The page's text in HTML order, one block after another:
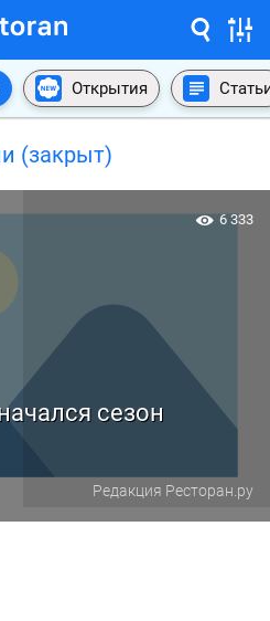
Открытия
(закрыт)
сезон
Редакция Ресторан.ру
6 333